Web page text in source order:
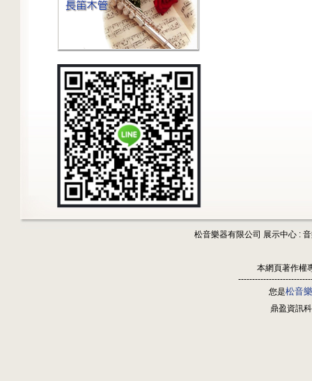
松音樂器有限公司 展示中心 :
本網頁著作權
您是松音
鼎盈資訊